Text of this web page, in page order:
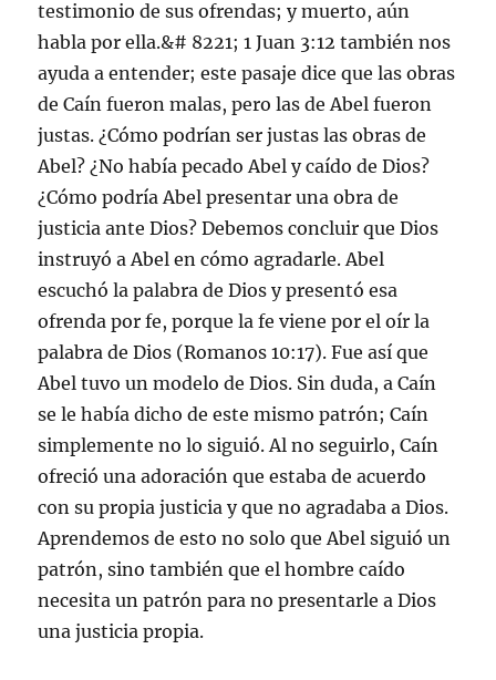
testimonio de sus ofrendas; y muerto, aún
habla por ella.&# 8221; 1 Juan 3:12 también nos
ayuda a entender; este pasaje dice que las obras
de Caín fueron malas, pero las de Abel fueron
justas. ¿Cómo podrían ser justas las obras de
Abel? ¿No había pecado Abel y caído de Dios?
¿Cómo podría Abel presentar una obra de
justicia ante Dios? Debemos concluir que Dios
instruyó a Abel en cómo agradarle. Abel
escuchó la palabra de Dios y presentó esa
ofrenda por fe, porque la fe viene por el oír la
palabra de Dios (Romanos 10:17). Fue así que
Abel tuvo un modelo de Dios. Sin duda, a Caín
se le había dicho de este mismo patrón; Caín
simplemente no lo siguió. Al no seguirlo, Caín
ofreció una adoración que estaba de acuerdo
con su propia justicia y que no agradaba a Dios.
Aprendemos de esto no solo que Abel siguió un
patrón, sino también que el hombre caído
necesita un patrón para no presentarle a Dios
una justicia propia.